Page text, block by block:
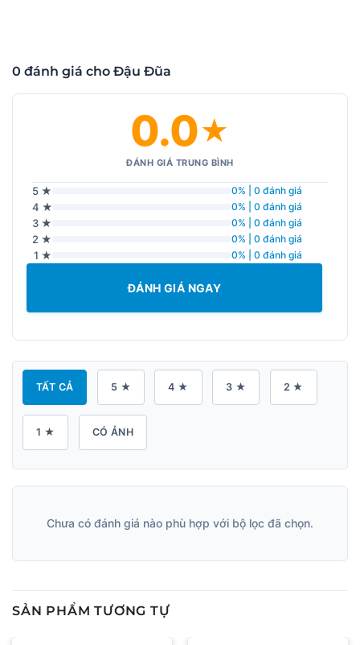
0 đánh giá cho Đậu Đũa
0.0★
ĐÁNH GIÁ TRUNG BÌNH
5 ★ 0% | 0 đánh giá
4 ★ 0% | 0 đánh giá
3 ★ 0% | 0 đánh giá
2 ★ 0% | 0 đánh giá
1 ★ 0% | 0 đánh giá
ĐÁNH GIÁ NGAY
TẤT CẢ 5 ★ 4 ★ 3 ★ 2 ★
1 ★ CÓ ẢNH
Chưa có đánh giá nào phù hợp với bộ lọc đã chọn.
SẢN PHẨM TƯƠNG TỰ